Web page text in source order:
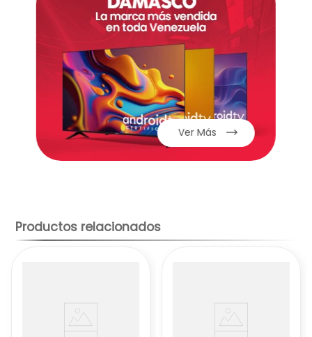
casuales.
💾 Almacenamiento y RAM
Capacidad:256 GB de memoria interna
(ROM) de alta velocidad de lectura, un
almacenamiento masivo y profesional
para guardar todo tu contenido sin
restricciones.
Memoria RAM:6 GB físicos, ideales para
mantener numerosas aplicaciones
📸 Cámaras
ultrarrápido (PDAF) asistido por
Inteligencia Artificial.
Productos relacionados
Ver Más